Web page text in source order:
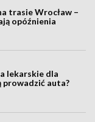
trasie Wrocław –
opóźnienia
lekarskie dla
prowadzić auta?